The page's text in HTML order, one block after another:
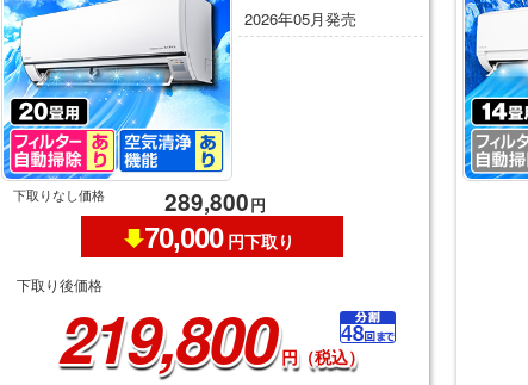
2026年05月発売
下取りなし価格 289,800円
70,000 円下取り
下取り後価格
219,800 円（税込）